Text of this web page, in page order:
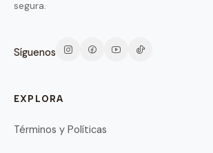
segura.
Síguenos
EXPLORA
Términos y Políticas